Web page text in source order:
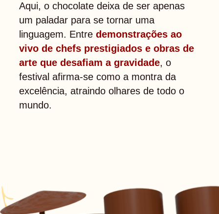
Aqui, o chocolate deixa de ser apenas
um paladar para se tornar uma
linguagem. Entre demonstrações ao
vivo de chefs prestigiados e obras de
arte que desafiam a gravidade, o
festival afirma-se como a montra da
excelência, atraindo olhares de todo o
mundo.